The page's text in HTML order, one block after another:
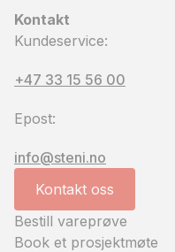
Kontakt
Kundeservice:
+47 33 15 56 00
Epost:
info@steni.no
Kontakt oss
Bestill vareprøve
Book et prosjektmøte